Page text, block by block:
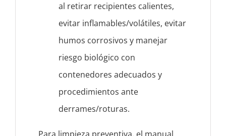
al retirar recipientes calientes,
evitar inflamables/volátiles, evitar
humos corrosivos y manejar
riesgo biológico con
contenedores adecuados y
procedimientos ante
derrames/roturas.